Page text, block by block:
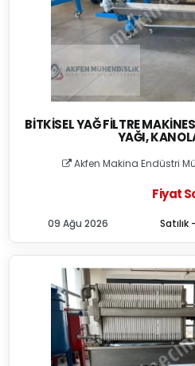
BITKISEL YAĞ FILTRE
YAĞI,
Akfen Makina Endüstri
Fiyat
Satılık
09 Ağu 2026